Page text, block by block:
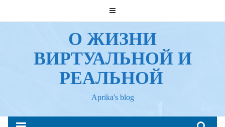
О ЖИЗНИ
ВИРТУАЛЬНОЙ И
РЕАЛЬНОЙ
Aprika's blog